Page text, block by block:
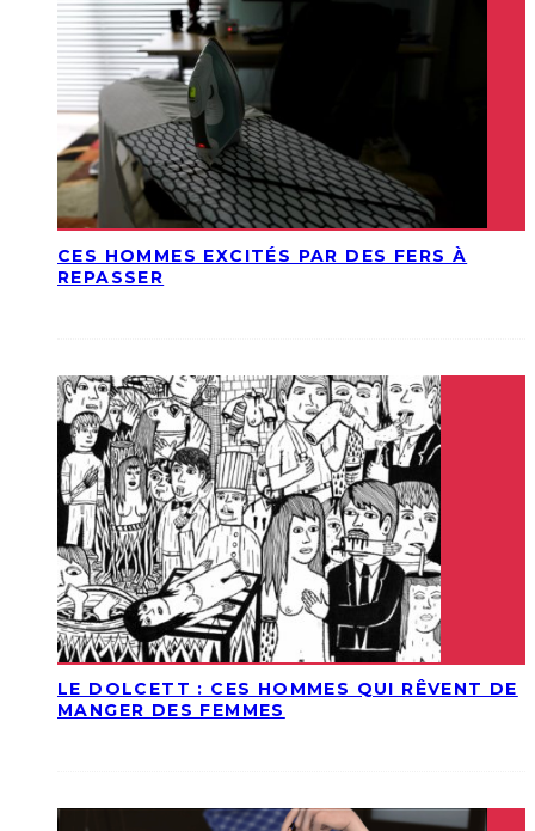
CES HOMMES EXCITÉS PAR DES FERS À
REPASSER
LE DOLCETT : CES HOMMES QUI RÊVENT DE
MANGER DES FEMMES